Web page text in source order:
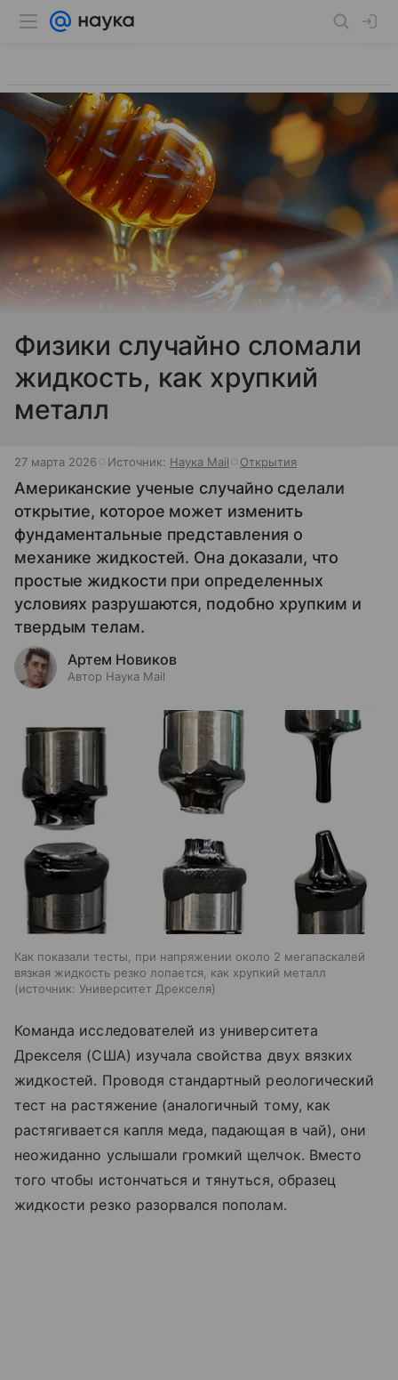
Физики случайно сломали
жидкость, как хрупкий
металл
27 марта 2026 Источник: Наука Mail Открытия
Американские ученые случайно сделали
открытие, которое может изменить
фундаментальные представления о
механике жидкостей. Она доказали, что
простые жидкости при определенных
условиях разрушаются, подобно хрупким и
твердым телам.
Артем Новиков
Автор Наука Mail
Как показали тесты, при напряжении около 2 мегапаскалей
вязкая жидкость резко лопается, как хрупкий металл
источник: Университет Дрекселя
Команда исследователей из университета
Дрекселя (США) изучала свойства двух вязких
жидкостей. Проводя стандартный реологический
тест на растяжение (аналогичный тому, как
растягивается капля меда, падающая в чай), они
неожиданно услышали громкий щелчок. Вместо
того чтобы истончаться и тянуться, образец
жидкости резко разорвался пополам.